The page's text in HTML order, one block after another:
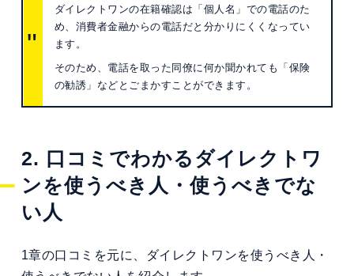
ダイレクトワンの在籍確認は「個人名」での電話のた
め、消費者金融からの電話だと分かりにくくなってい
ます。
そのため、電話を取った同僚に何か聞かれても「保険
の勧誘」などとごまかすことができます。
2. 口コミでわかるダイレクトワ
ンを使うべき人・使うべきでな
い人
1章の口コミを元に、ダイレクトワンを使うべき人・